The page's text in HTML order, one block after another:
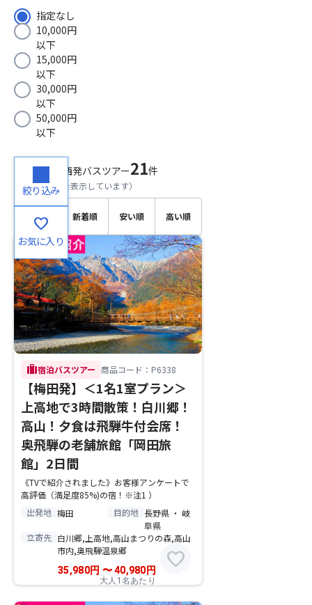
指定なし
10,000円
以下
15,000円
以下
30,000円
以下
50,000円
以下
絞り込み
favorite
お気に入り
検索結果 関西発バスツアー21件
1～20件目を表示しています）
おすす
め順
新着順 安い順 高い順
trip宿泊バスツアー 商品コード：P6338
【梅田発】＜1名1室プラン＞
上高地で3時間散策！白川郷！
高山！夕食は飛騨牛付会席！
奥飛騨の老舗旅館「岡田旅
館」2日間
《TVで紹介されました》お客様アンケートで
高評価（満足度85%)の宿！※注1 ）
出発地 梅田 目的地 長野県 ・ 岐
阜県
立寄先 白川郷,上高地,高山まつりの森,高山
市内,奥飛騨温泉郷
35,980円 〜40,980円
大人1名あたり
favorite